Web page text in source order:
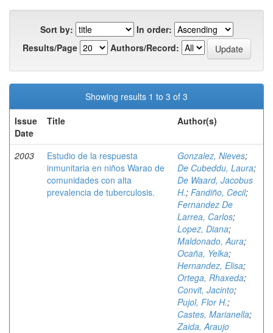
Sort by:
In order:
Results/Page
Authors/Record:
Showing results 1 to 3 of 3
Issue
Date
Title Author(s)
2003
Estudio de la respuesta
inmunitaria en niños Warao de
comunidades con alta
prevalencia de tuberculosis.
Gonzalez, Nieves;
De Cubeddu, Laura;
De Waard, Jacobus
H.; Fandiño, Cecil;
Fernandez De
Larrea, Carlos;
Lopez, Diana;
Maldonado, Aura;
Ocaña, Yelka;
Hernandez, Elisa;
Ortega, Rhaxeda;
Convit, Jacinto;
Pujol, Flor H.;
Castes, Marianella;
Zaida, Araujo